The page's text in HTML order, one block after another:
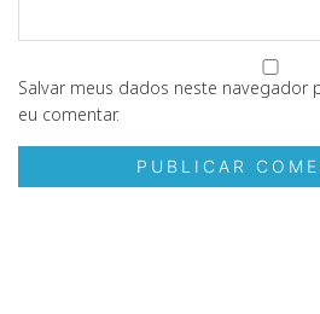
Salvar meus dados neste navegador
eu comentar.